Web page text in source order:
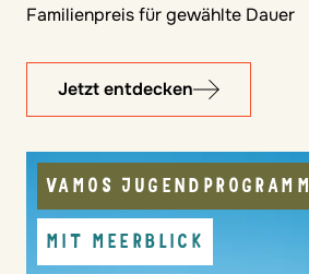
Familienpreis für gewählte Dauer
Jetzt entdecken
VAMOS JUGENDPROGRAMM
MIT MEERBLICK